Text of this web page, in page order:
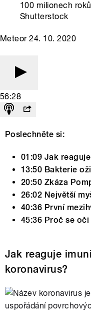
100 milionech
Shutterstock
Meteor 24. 10. 2020
56:28
Poslechněte si:
01:09 Jak
13:50 Bakterie
20:50 Zkáza
26:02 Největší
40:36 První
45:36 Proč se
Jak reaguje
koronavirus?